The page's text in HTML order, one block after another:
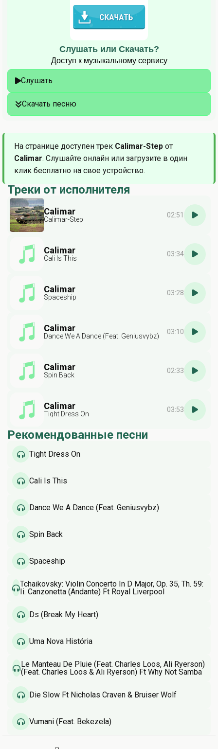
Слушать или Скачать?
Доступ к музыкальному сервису
Слушать
Скачать песню
На странице доступен трек Calimar-Step от
Calimar. Слушайте онлайн или загрузите в один
клик бесплатно на свое устройство.
Треки от исполнителя
Calimar
Calimar-Step
02:51
Calimar
Cali Is This
03:34
Calimar
Spaceship
03:28
Calimar
Dance We A Dance (Feat. Geniusvybz)
03:10
Calimar
Spin Back
02:33
Calimar
Tight Dress On
03:53
Рекомендованные песни
Tight Dress On
Cali Is This
Dance We A Dance (Feat. Geniusvybz)
Spin Back
Spaceship
Tchaikovsky: Violin Concerto In D Major, Op. 35, Th. 59:
Ii. Canzonetta (Andante) Ft Royal Liverpool
Ds (Break My Heart)
Uma Nova História
Le Manteau De Pluie (Feat. Charles Loos, Ali Ryerson)
(Feat. Charles Loos & Ali Ryerson) Ft Why Not Samba
Die Slow Ft Nicholas Craven & Bruiser Wolf
Vumani (Feat. Bekezela)